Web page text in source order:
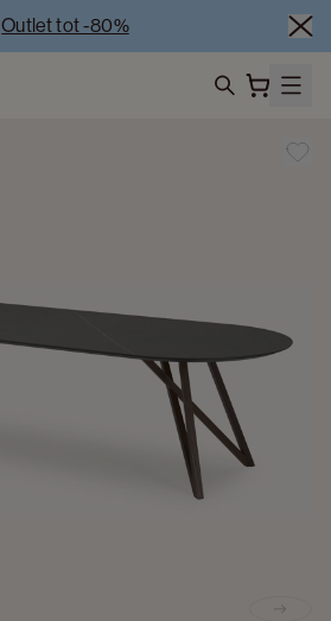
Outlet tot -80%
meubelstukken